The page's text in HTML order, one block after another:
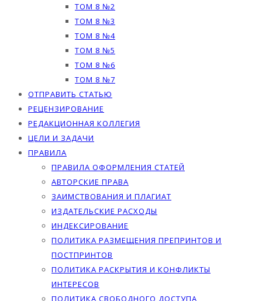
ТОМ 8 №2
ТОМ 8 №3
ТОМ 8 №4
ТОМ 8 №5
ТОМ 8 №6
ТОМ 8 №7
ОТПРАВИТЬ СТАТЬЮ
РЕЦЕНЗИРОВАНИЕ
РЕДАКЦИОННАЯ КОЛЛЕГИЯ
ЦЕЛИ И ЗАДАЧИ
ПРАВИЛА
ПРАВИЛА ОФОРМЛЕНИЯ СТАТЕЙ
АВТОРСКИЕ ПРАВА
ЗАИМСТВОВАНИЯ И ПЛАГИАТ
ИЗДАТЕЛЬСКИЕ РАСХОДЫ
ИНДЕКСИРОВАНИЕ
ПОЛИТИКА РАЗМЕЩЕНИЯ ПРЕПРИНТОВ И
ПОСТПРИНТОВ
ПОЛИТИКА РАСКРЫТИЯ И КОНФЛИКТЫ
ИНТЕРЕСОВ
ПОЛИТИКА СВОБОДНОГО ДОСТУПА